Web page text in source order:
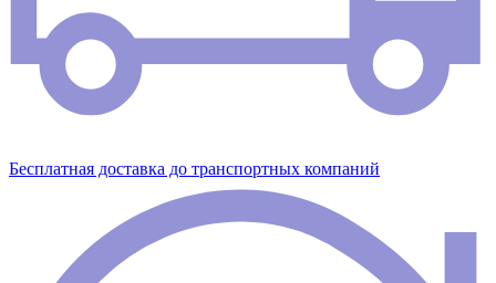
Бесплатная доставка до транспортных компаний